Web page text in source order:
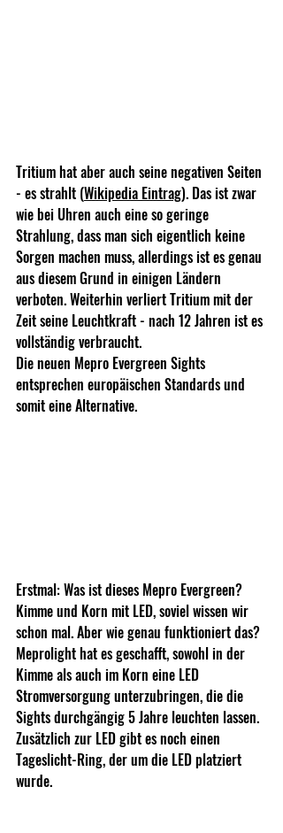
Tritium hat aber auch seine negativen Seiten
- es strahlt (Wikipedia Eintrag). Das ist zwar
wie bei Uhren auch eine so geringe
Strahlung, dass man sich eigentlich keine
Sorgen machen muss, allerdings ist es genau
aus diesem Grund in einigen Ländern
verboten. Weiterhin verliert Tritium mit der
Zeit seine Leuchtkraft - nach 12 Jahren ist es
vollständig verbraucht.
Die neuen Mepro Evergreen Sights
entsprechen europäischen Standards und
somit eine Alternative.
Erstmal: Was ist dieses Mepro Evergreen?
Kimme und Korn mit LED, soviel wissen wir
schon mal. Aber wie genau funktioniert das?
Meprolight hat es geschafft, sowohl in der
Kimme als auch im Korn eine LED
Stromversorgung unterzubringen, die die
Sights durchgängig 5 Jahre leuchten lassen.
Zusätzlich zur LED gibt es noch einen
Tageslicht-Ring, der um die LED platziert
wurde.